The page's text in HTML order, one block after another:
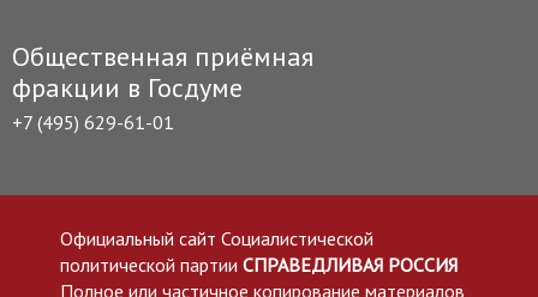
Общественная приёмная
фракции в Госдуме
+7 (495) 629-61-01
Официальный сайт Социалистической
политической партии СПРАВЕДЛИВАЯ РОССИЯ
Полное или частичное копирование материалов